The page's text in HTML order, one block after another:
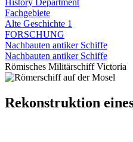
History Department
Fachgebiete
Alte Geschichte 1
FORSCHUNG
Nachbauten antiker Schiffe
Nachbauten antiker Schiffe
Römisches Militärschiff Victoria
Rekonstruktion